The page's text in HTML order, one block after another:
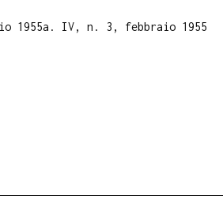
1955a. IV, n. 3, febbraio 1955